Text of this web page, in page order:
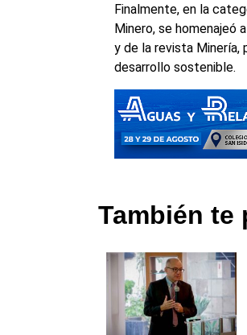
Finalmente, en la
Minero, se homenajeó
y de la revista Minería,
desarrollo sostenible.
También te